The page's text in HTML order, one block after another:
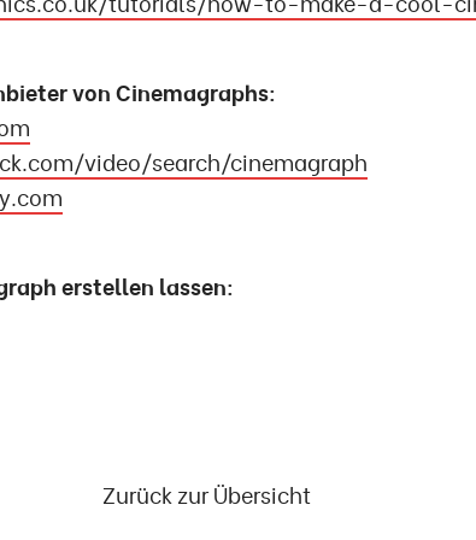
von Cinemagraphs:
video/search/cinemagraph
erstellen lassen:
Zurück zur Übersicht